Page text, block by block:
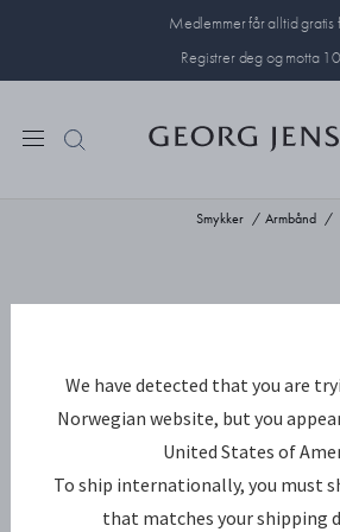
Medlemmer får alltid gratis
Registrer deg og motta
Smykker Armbånd
We have detected that you are
Norwegian website, but you
United States of
To ship internationally, you must
that matches your shipping